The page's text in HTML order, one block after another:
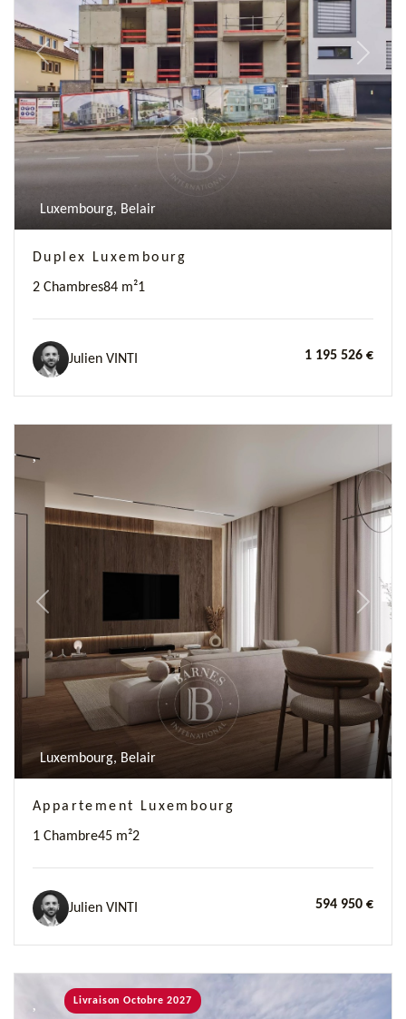
Previous Next
Luxembourg, Belair
Duplex Luxembourg
2 Chambres84 m²1
Julien VINTI 1 195 526 €
Previous Next
Luxembourg, Belair
Appartement Luxembourg
1 Chambre45 m²2
Julien VINTI 594 950 €
Livraison Octobre 2027